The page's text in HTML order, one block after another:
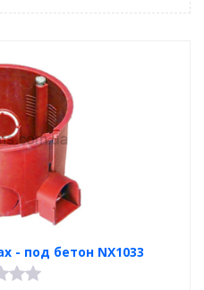
- под бетон NX1033